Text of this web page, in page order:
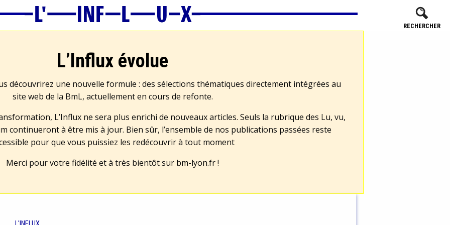
RECHERCHER
L’Influx évolue
découvrirez une nouvelle formule : des sélections thématiques directement intégrées au
site web de la BmL, actuellement en cours de refonte.
L’Influx ne sera plus enrichi de nouveaux articles. Seuls la rubrique des Lu, vu,
continueront à être mis à jour. Bien sûr, l’ensemble de nos publications passées reste
pour que vous puissiez les redécouvrir à tout moment
Merci pour votre fidélité et à très bientôt sur bm-lyon.fr!